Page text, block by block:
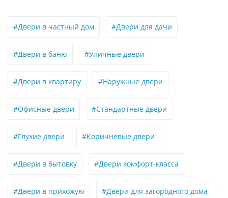
#Двери в частный дом #Двери для дачи
#Двери в баню #Уличные двери
#Двери в квартиру #Наружные двери
#Офисные двери #Стандартные двери
#Глухие двери #Коричневые двери
#Двери в бытовку #Двери комфорт-класса
#Двери в прихожую #Двери для загородного дома